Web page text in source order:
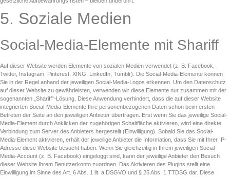
5. Soziale Medien
Social-Media-Elemente mit Shariff
Auf dieser Website werden Elemente von sozialen Medien verwendet (z. B. Facebook,
Twitter, Instagram, Pinterest, XING, LinkedIn, Tumblr). Die Social-Media-Elemente können
Sie in der Regel anhand der jeweiligen Social-Media-Logos erkennen. Um den Datenschutz
auf dieser Website zu gewährleisten, verwenden wir diese Elemente nur zusammen mit der
sogenannten „Shariff“-Lösung. Diese Anwendung verhindert, dass die auf dieser Website
integrierten Social-Media-Elemente Ihre personenbezogenen Daten schon beim ersten
Betreten der Seite an den jeweiligen Anbieter übertragen. Erst wenn Sie das jeweilige Social-
Media-Element durch Anklicken der zugehörigen Schaltfläche aktivieren, wird eine direkte
Verbindung zum Server des Anbieters hergestellt (Einwilligung). Sobald Sie das Social-
Media-Element aktivieren, erhält der jeweilige Anbieter die Information, dass Sie mit Ihrer IP-
Adresse diese Website besucht haben. Wenn Sie gleichzeitig in Ihrem jeweiligen Social-
Media-Account (z. B. Facebook) eingeloggt sind, kann der jeweilige Anbieter den Besuch
dieser Website Ihrem Benutzerkonto zuordnen. Das Aktivieren des Plugins stellt eine
Einwilligung im Sinne des Art. 6 Abs. 1 lit. a DSGVO und § 25 Abs. 1 TTDSG dar. Diese